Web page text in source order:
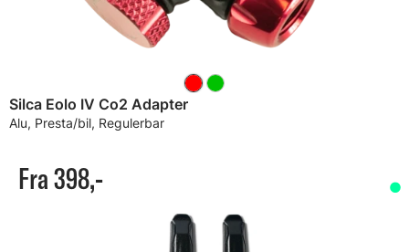
Silca Eolo IV Co2 Adapter
Alu, Presta/bil, Regulerbar
Fra 398,-